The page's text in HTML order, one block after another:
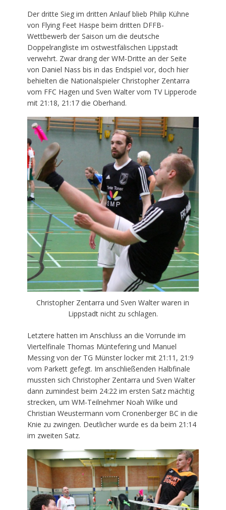
Der dritte Sieg im dritten Anlauf blieb Philip Kühne
von Flying Feet Haspe beim dritten DFFB-
Wettbewerb der Saison um die deutsche
Doppelrangliste im ostwestfälischen Lippstadt
verwehrt. Zwar drang der WM-Dritte an der Seite
von Daniel Nass bis in das Endspiel vor, doch hier
behielten die Nationalspieler Christopher Zentarra
vom FFC Hagen und Sven Walter vom TV Lipperode
mit 21:18, 21:17 die Oberhand.
Christopher Zentarra und Sven Walter waren in
Lippstadt nicht zu schlagen.
Letztere hatten im Anschluss an die Vorrunde im
Viertelfinale Thomas Müntefering und Manuel
Messing von der TG Münster locker mit 21:11, 21:9
vom Parkett gefegt. Im anschließenden Halbfinale
mussten sich Christopher Zentarra und Sven Walter
dann zumindest beim 24:22 im ersten Satz mächtig
strecken, um WM-Teilnehmer Noah Wilke und
Christian Weustermann vom Cronenberger BC in die
Knie zu zwingen. Deutlicher wurde es da beim 21:14
im zweiten Satz.